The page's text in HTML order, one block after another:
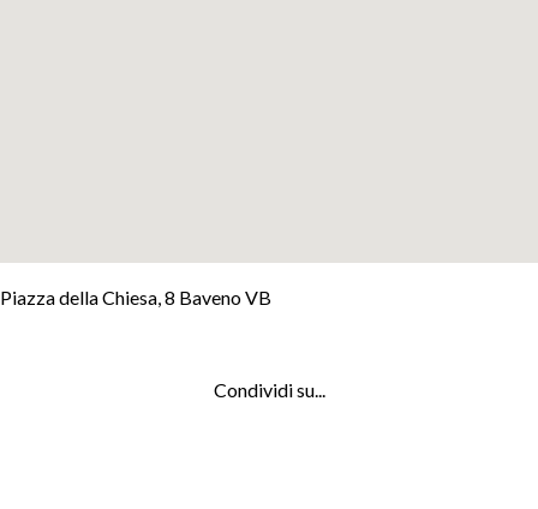
+
Piazza della Chiesa, 8 Baveno VB
Condividi su...